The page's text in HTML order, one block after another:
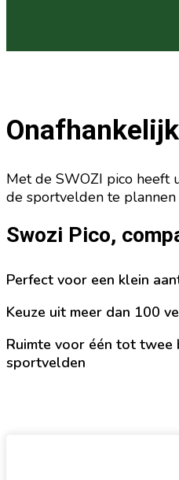
Met de SWOZI pico heeft
de sportvelden te
Swozi Pico,
Perfect voor een klein
Keuze uit meer dan 100
Ruimte voor één tot twee
sportvelden